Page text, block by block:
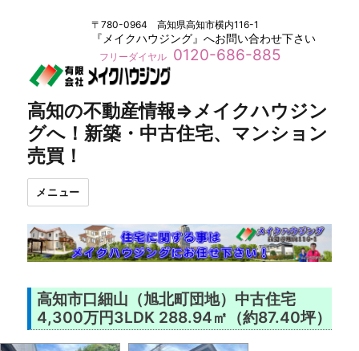
〒780-0964 高知県高知市横内116-1
『メイクハウジング』へお問い合わせ下さい
フリーダイヤル 0120-686-885
高知の不動産情報⇒メイクハウジン
グへ！新築・中古住宅、マンション
売買！
メニュー
高知市口細山（旭北町団地）中古住宅
4,300万円3LDK 288.94㎡（約87.40坪）